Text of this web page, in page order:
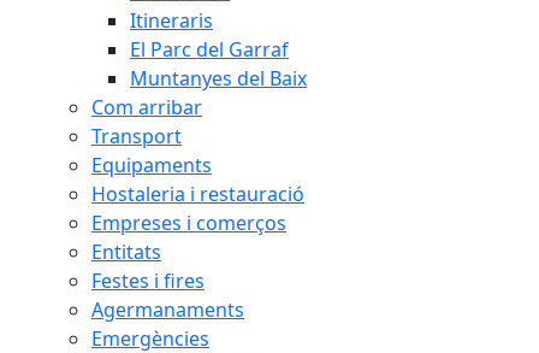
Itineraris
El Parc del Garraf
Muntanyes del Baix
Com arribar
Transport
Equipaments
Hostaleria i restauració
Empreses i comerços
Entitats
Festes i fires
Agermanaments
Emergències